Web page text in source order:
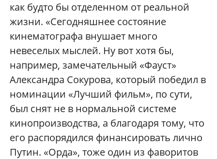
как будто бы отделенном от реальной
жизни. «Сегодняшнее состояние
кинематографа внушает много
невеселых мыслей. Ну вот хотя бы,
например, замечательный «Фауст»
Александра Сокурова, который победил в
номинации «Лучший фильм», по сути,
был снят не в нормальной системе
кинопроизводства, а благодаря тому, что
его распорядился финансировать лично
Путин. «Орда», тоже один из фаворитов